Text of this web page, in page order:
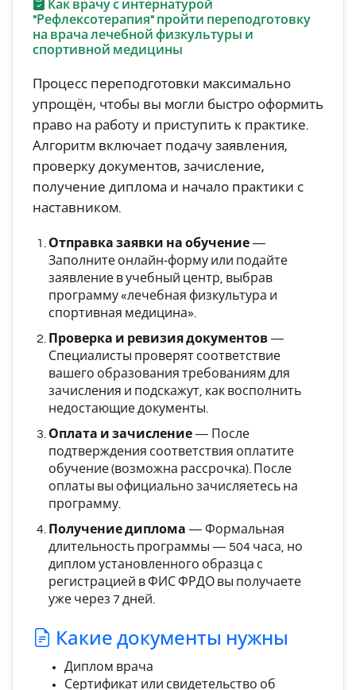
Как врачу с интернатурой
"Рефлексотерапия" пройти переподготовку
на врача лечебной физкультуры и
спортивной медицины
Процесс переподготовки максимально
упрощён, чтобы вы могли быстро оформить
право на работу и приступить к практике.
Алгоритм включает подачу заявления,
проверку документов, зачисление,
получение диплома и начало практики с
наставником.
Отправка заявки на обучение—
Заполните онлайн‑форму или подайте
заявление в учебный центр, выбрав
программу «лечебная физкультура и
спортивная медицина».
Проверка и ревизия документов—
Специалисты проверят соответствие
вашего образования требованиям для
зачисления и подскажут, как восполнить
недостающие документы.
Оплата и зачисление— После
подтверждения соответствия оплатите
обучение (возможна рассрочка). После
оплаты вы официально зачисляетесь на
программу.
Получение диплома — Формальная
длительность программы — 504 часа, но
диплом установленного образца с
регистрацией в ФИС ФРДО вы получаете
уже через 7 дней.
Какие документы нужны
Диплом врача
Сертификат или свидетельство об